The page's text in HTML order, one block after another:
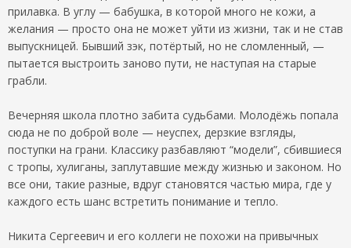
прилавка. В углу — бабушка, в которой много не кожи, а
желания — просто она не может уйти из жизни, так и не став
выпускницей. Бывший зэк, потёртый, но не сломленный, —
пытается выстроить заново пути, не наступая на старые
грабли.
Вечерняя школа плотно забита судьбами. Молодёжь попала
сюда не по доброй воле — неуспех, дерзкие взгляды,
поступки на грани. Классику разбавляют “модели”, сбившиеся
с тропы, хулиганы, заплутавшие между жизнью и законом. Но
все они, такие разные, вдруг становятся частью мира, где у
каждого есть шанс встретить понимание и тепло.
Никита Сергеевич и его коллеги не похожи на привычных